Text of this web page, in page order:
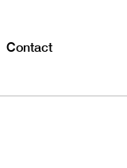
Contact